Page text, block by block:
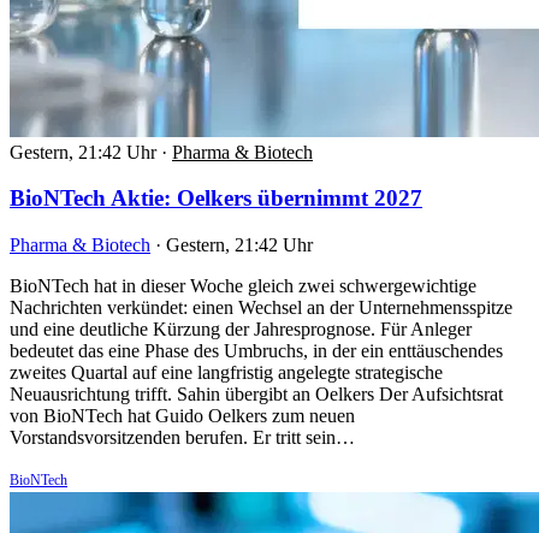
Gestern, 21:42 Uhr · Pharma & Biotech
BioNTech Aktie: Oelkers übernimmt 2027
Pharma & Biotech · Gestern, 21:42 Uhr
BioNTech hat in dieser Woche gleich zwei schwergewichtige
Nachrichten verkündet: einen Wechsel an der Unternehmensspitze
und eine deutliche Kürzung der Jahresprognose. Für Anleger
bedeutet das eine Phase des Umbruchs, in der ein enttäuschendes
zweites Quartal auf eine langfristig angelegte strategische
Neuausrichtung trifft. Sahin übergibt an Oelkers Der Aufsichtsrat
von BioNTech hat Guido Oelkers zum neuen
Vorstandsvorsitzenden berufen. Er tritt sein…
BioNTech